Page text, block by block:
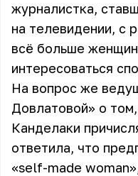
журналистка,
на телевидении, с
всё больше
интересоваться
На вопрос же
Довлатовой» о
Канделаки
ответила, что
«self-made